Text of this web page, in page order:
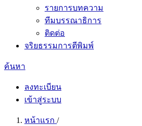
รายการบทความ
ทีมบรรณาธิการ
ติดต่อ
จริยธรรมการตีพิมพ์
ค้นหา
ลงทะเบียน
เข้าสู่ระบบ
หน้าแรก /